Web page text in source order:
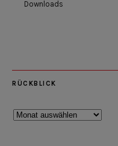
Downloads
RÜCKBLICK
Rückblick